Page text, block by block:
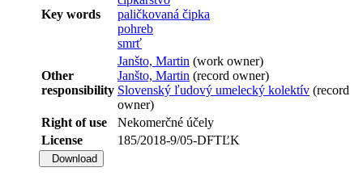
Key words
paličkovaná čipka
pohreb
smrť
Other
responsibility
Janšto, Martin (work owner)
Janšto, Martin (record owner)
Slovenský ľudový umelecký kolektív (record
owner)
Right of use
Nekomerčné účely
License
185/2018-9/05-DFTĽK
Download